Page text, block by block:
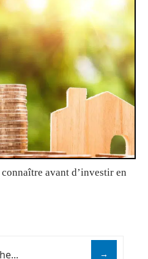
avant d’investir en